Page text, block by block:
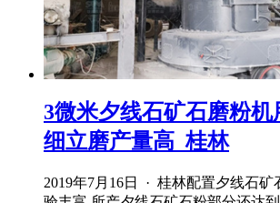
3微米夕线石矿石磨粉
细立磨产量高_桂林
2019年7月16日 · 桂林配置夕线石矿